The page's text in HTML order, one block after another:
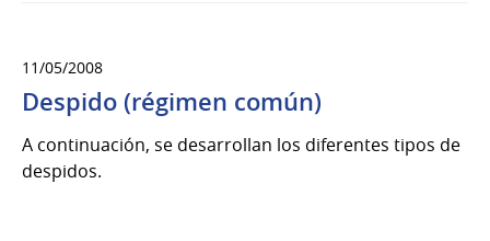
11/05/2008
Despido (régimen común)
A continuación, se desarrollan los diferentes tipos de
despidos.